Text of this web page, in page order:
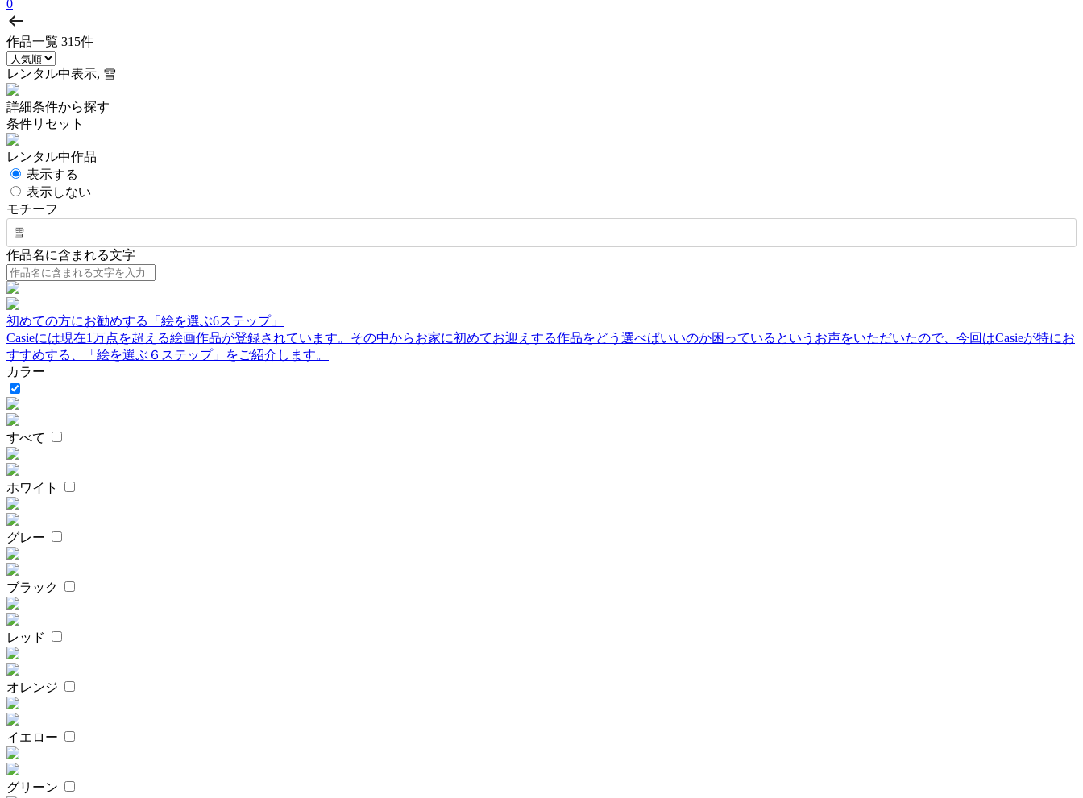
0
作品一覧 315件
レンタル中表示, 雪
詳細条件から探す
条件リセット
レンタル中作品
表示する
表示しない
モチーフ
雪
作品名に含まれる文字
初めての方にお勧めする「絵を選ぶ6ステップ」
Casieには現在1万点を超える絵画作品が登録されています。その中からお家に初めてお迎えする作品をどう選べばいいのか困っているというお声をいただいたので、今回はCasieが特にお
すすめする、「絵を選ぶ６ステップ」をご紹介します。
カラー
すべて
ホワイト
グレー
ブラック
レッド
オレンジ
イエロー
グリーン